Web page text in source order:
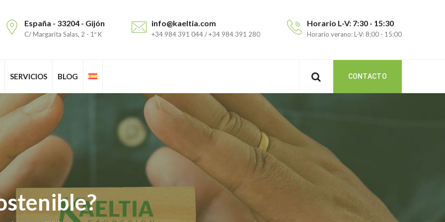
España - 33204 - Gijón
C/ Margarita Salas, 2 - 1º K
info@kaeltia.com
+34 984 391 044 / +34 984 391 280
Horario L-V: 7:30 - 15:30
Horario verano: L-V: 8:00 - 15:00
SERVICIOS BLOG CONTACTO